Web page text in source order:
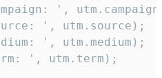
',
', utm.source);
', utm.medium);
', utm.term);